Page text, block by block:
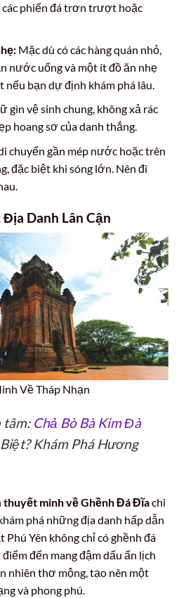
các phiến đá trơn trượt hoặc
Mặc dù có các hàng quán nhỏ,
nước uống và một ít đồ ăn nhẹ
bạn dự định khám phá lâu.
gìn vệ sinh chung, không xả rác
hoang sơ của danh thắng.
chuyển gần mép nước hoặc trên
đặc biệt khi sóng lớn. Nên đi
Danh Lân Cận
Về Tháp Nhạn
tâm: Chả Bò Bà Kim Đà
Khám Phá Hương
thuyết minh về Ghềnh Đá Đĩachi
phá những địa danh hấp dẫn
Phú Yên không chỉ có ghềnh đá
đến mang đậm dấu ấn lịch
nhiên thơ mộng, tạo nên một
và phong phú.